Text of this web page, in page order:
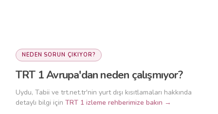
NEDEN SORUN ÇIKIYOR?
TRT 1 Avrupa'dan neden çalışmıyor?
Uydu, Tabii ve trt.net.tr'nin yurt dışı kısıtlamaları hakkında
detaylı bilgi için TRT 1 izleme rehberimize bakın →